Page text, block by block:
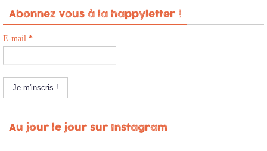
Abonnez vous à la happyletter !
E-mail *
Au jour le jour sur Instagram